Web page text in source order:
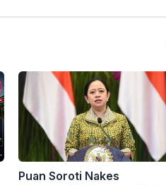
Puan Soroti Nakes